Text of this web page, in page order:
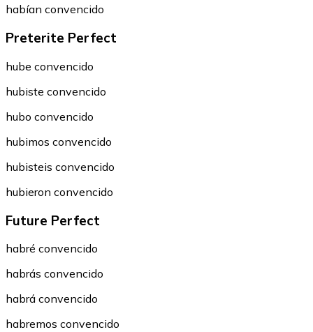
habían convencido
Preterite Perfect
hube convencido
hubiste convencido
hubo convencido
hubimos convencido
hubisteis convencido
hubieron convencido
Future Perfect
habré convencido
habrás convencido
habrá convencido
habremos convencido